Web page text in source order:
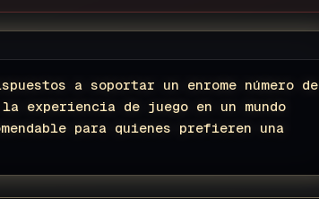
a soportar un enrome número de
experiencia de juego en un mundo
para quienes prefieren una